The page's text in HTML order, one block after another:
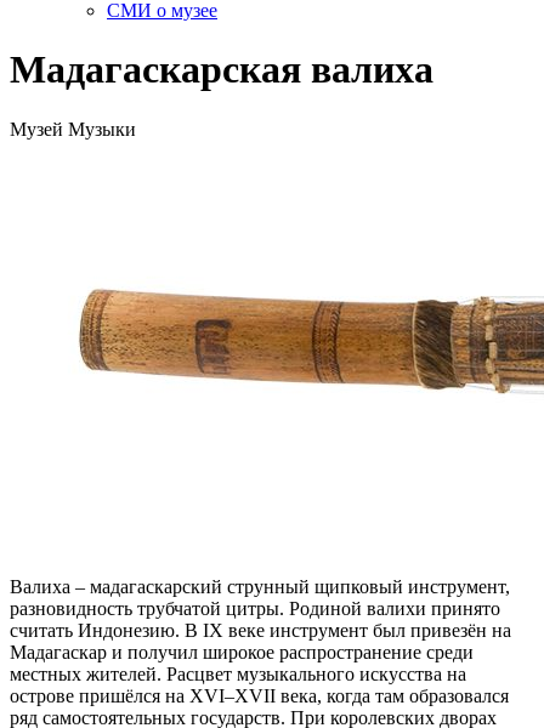
СМИ о музее
Мадагаскарская валиха
Музей Музыки
Валиха – мадагаскарский струнный щипковый инструмент,
разновидность трубчатой цитры. Родиной валихи принято
считать Индонезию. В IX веке инструмент был привезён на
Мадагаскар и получил широкое распространение среди
местных жителей. Расцвет музыкального искусства на
острове пришёлся на XVI–XVII века, когда там образовался
ряд самостоятельных государств. При королевских дворах